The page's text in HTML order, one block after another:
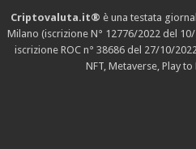
Criptovaluta.it® è una testata
Milano (iscrizione N° 12776/2022 del
iscrizione ROC n° 38686 del 27/10/
NFT, Metaverse, Play